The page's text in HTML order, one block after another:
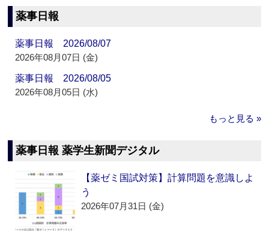
薬事日報
薬事日報 2026/08/07
2026年08月07日 (金)
薬事日報 2026/08/05
2026年08月05日 (水)
もっと見る »
薬事日報 薬学生新聞デジタル
【薬ゼミ国試対策】計算問題を意識しよ
う
2026年07月31日 (金)